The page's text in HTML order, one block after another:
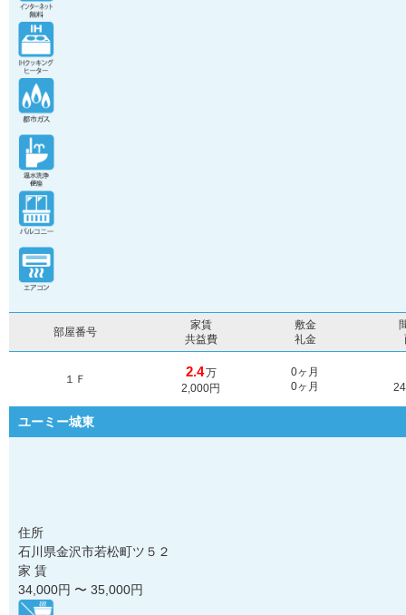
部屋番号
家賃
共益費
敷金
礼金
１Ｆ 2.4万
2,000円
0ヶ月
0ヶ月
ユーミー城東
住所
石川県金沢市若松町ツ５２
家 賃
34,000円 〜 35,000円